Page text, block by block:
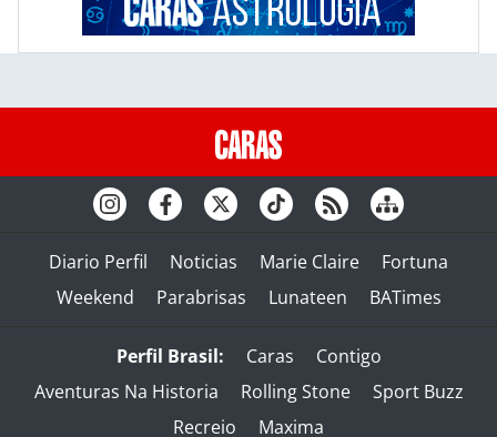
Diario Perfil Noticias Marie Claire
Fortuna
Weekend
Parabrisas Lunateen BATimes
Perfil Brasil: Caras
Contigo
Aventuras Na Historia
Rolling Stone
Sport Buzz
Recreio
Maxima